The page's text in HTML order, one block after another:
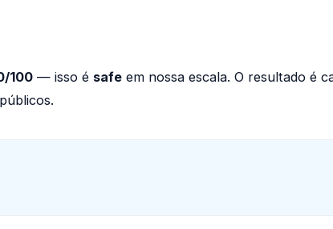
100 — isso é safe em nossa escala. O resultado é